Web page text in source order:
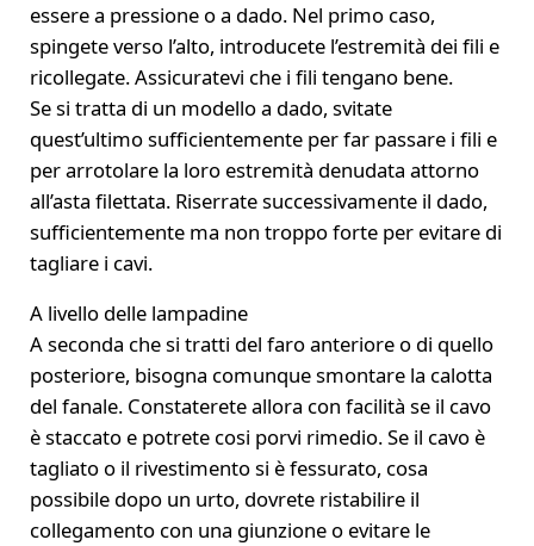
essere a pressione o a dado. Nel primo caso,
spingete verso l’alto, introducete l’estremità dei fili e
ricollegate. Assicuratevi che i fili tengano bene.
Se si tratta di un modello a dado, svitate
quest’ultimo sufficientemente per far passare i fili e
per arrotolare la loro estremità denudata attorno
all’asta filettata. Riserrate successivamente il dado,
sufficientemente ma non troppo forte per evitare di
tagliare i cavi.
A livello delle lampadine
A seconda che si tratti del faro anteriore o di quello
posteriore, bisogna comunque smontare la calotta
del fanale. Constaterete allora con facilità se il cavo
è staccato e potrete cosi porvi rimedio. Se il cavo è
tagliato o il rivestimento si è fessurato, cosa
possibile dopo un urto, dovrete ristabilire il
collegamento con una giunzione o evitare le